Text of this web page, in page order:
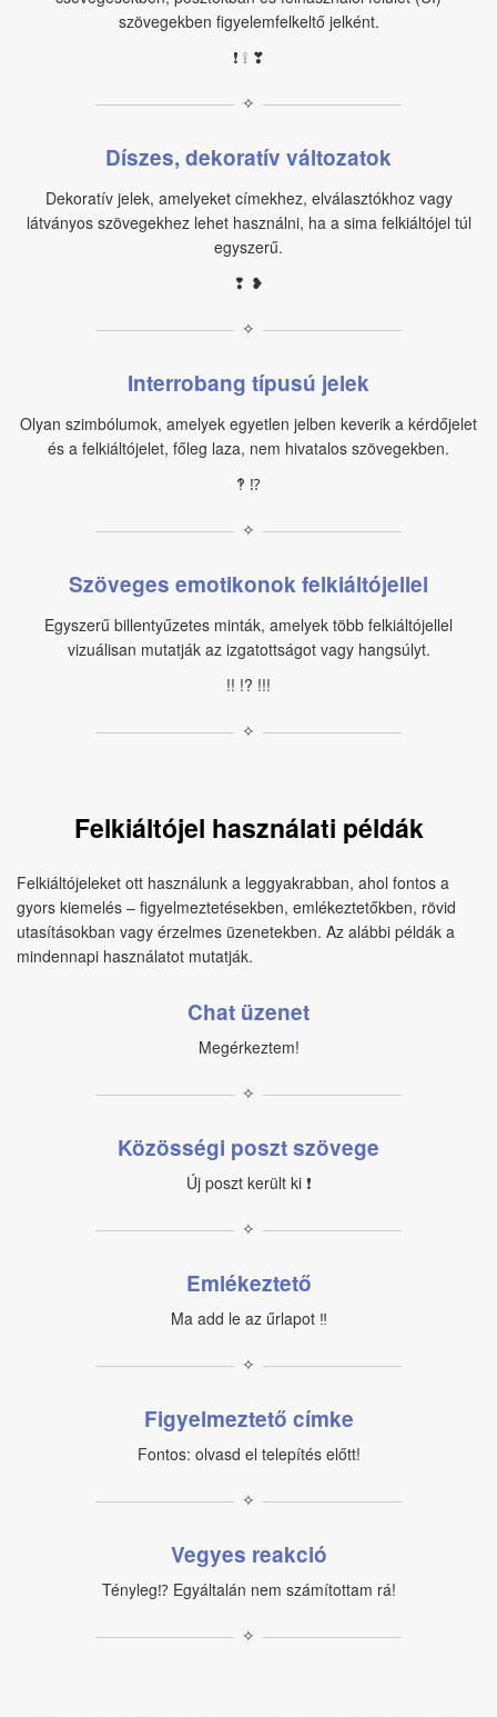
szövegekben figyelemfelkeltő jelként.
❗ ❕ ❣
✧
Díszes, dekoratív változatok
Dekoratív jelek, amelyeket címekhez, elválasztókhoz vagy
látványos szövegekhez lehet használni, ha a sima felkiáltójel túl
egyszerű.
❢ ❥
✧
Interrobang típusú jelek
Olyan szimbólumok, amelyek egyetlen jelben keverik a kérdőjelet
és a felkiáltójelet, főleg laza, nem hivatalos szövegekben.
‽ ⁉
✧
Szöveges emotikonok felkiáltójellel
Egyszerű billentyűzetes minták, amelyek több felkiáltójellel
vizuálisan mutatják az izgatottságot vagy hangsúlyt.
!! !? !!!
✧
Felkiáltójel használati példák
Felkiáltójeleket ott használunk a leggyakrabban, ahol fontos a
gyors kiemelés – figyelmeztetésekben, emlékeztetőkben, rövid
utasításokban vagy érzelmes üzenetekben. Az alábbi példák a
mindennapi használatot mutatják.
Chat üzenet
Megérkeztem!
✧
Közösségi poszt szövege
Új poszt került ki ❗
✧
Emlékeztető
Ma add le az űrlapot ‼
✧
Figyelmeztető címke
Fontos: olvasd el telepítés előtt!
✧
Vegyes reakció
Tényleg⁉ Egyáltalán nem számítottam rá!
✧